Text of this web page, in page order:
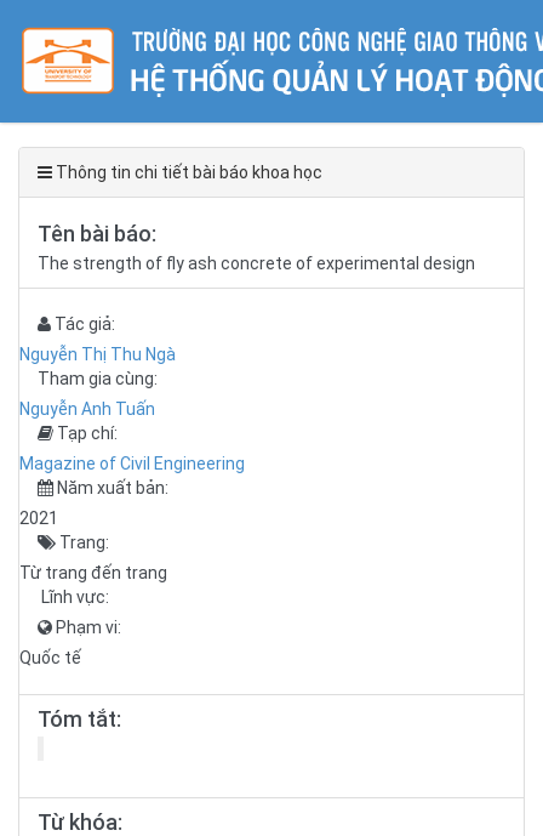
Thông tin chi tiết bài báo khoa học
Tên bài báo:
The strength of fly ash concrete of experimental design
Tác giả:
Nguyễn Thị Thu Ngà
Tham gia cùng:
Nguyễn Anh Tuấn
Tạp chí:
Magazine of Civil Engineering
Năm xuất bản:
2021
Trang:
Từ trang đến trang
Lĩnh vực:
Phạm vi:
Quốc tế
Tóm tắt:
Từ khóa: